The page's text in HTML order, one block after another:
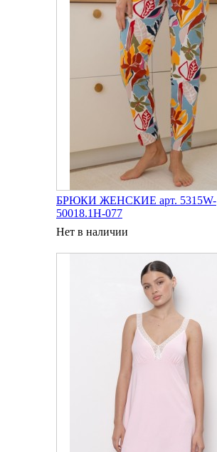
БРЮКИ ЖЕНСКИЕ арт. 5315W-
50018.1H-077
Нет в наличии